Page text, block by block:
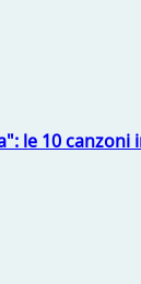
le 10